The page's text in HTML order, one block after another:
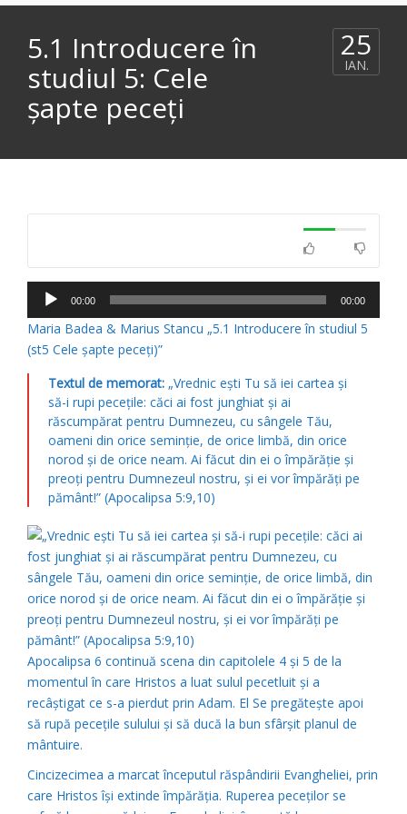
5.1 Introducere în
studiul 5: Cele
şapte peceţi
25
IAN.
Player
audio
00:00 00:00
Maria Badea & Marius Stancu „5.1 Introducere în studiul 5
(st5 Cele şapte peceţi)”
Textul de memorat: „Vrednic eşti Tu să iei cartea şi
să-i rupi peceţile: căci ai fost junghiat şi ai
răscumpărat pentru Dumnezeu, cu sângele Tău,
oameni din orice seminţie, de orice limbă, din orice
norod şi de orice neam. Ai făcut din ei o împărăţie şi
preoţi pentru Dumnezeul nostru, şi ei vor împărăţi pe
pământ!” (Apocalipsa 5:9,10)
Apocalipsa 6 continuă scena din capitolele 4 şi 5 de la
momentul în care Hristos a luat sulul pecetluit şi a
recâştigat ce s-a pierdut prin Adam. El Se pregăteşte apoi
să rupă peceţile sulului şi să ducă la bun sfârşit planul de
mântuire.
Cincizecimea a marcat începutul răspândirii Evangheliei, prin
care Hristos îşi extinde împărăţia. Ruperea peceţilor se